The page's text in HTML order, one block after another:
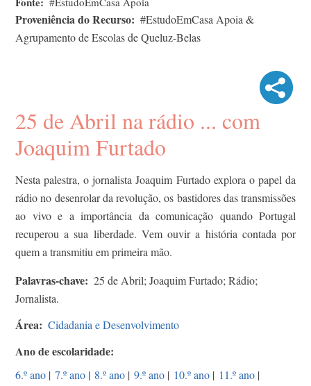
Proveniência do Recurso
#EstudoEmCasa Apoia &
Agrupamento de Escolas de Queluz-Belas
25 de Abril na rádio ... com
Joaquim Furtado
Nesta palestra, o jornalista Joaquim Furtado explora o papel da
rádio no desenrolar da revolução, os bastidores das transmissões
ao vivo e a importância da comunicação quando Portugal
recuperou a sua liberdade. Vem ouvir a história contada por
quem a transmitiu em primeira mão.
Palavras-chave
25 de Abril; Joaquim Furtado; Rádio;
Jornalista.
Área Cidadania e Desenvolvimento
Ano de escolaridade
6.º ano | 7.º ano | 8.º ano | 9.º ano | 10.º ano | 11.º ano |